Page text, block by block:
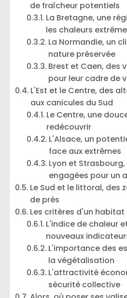
de fraîcheur potentiels
La Bretagne, une
les chaleurs
La Normandie, un
nature préservée
Brest et Caen, des
pour leur cadre de
L'Est et le Centre, des
aux canicules du Sud
Le Centre, une
redécouvrir
L'Alsace, un
face aux extrêmes
Lyon et
engagées pour un
Le Sud et le littoral, des
de près
Les critères d'un habitat
L'indice de chaleur
nouveaux
L'importance des
la végétalisation
L'attractivité
sécurité collective